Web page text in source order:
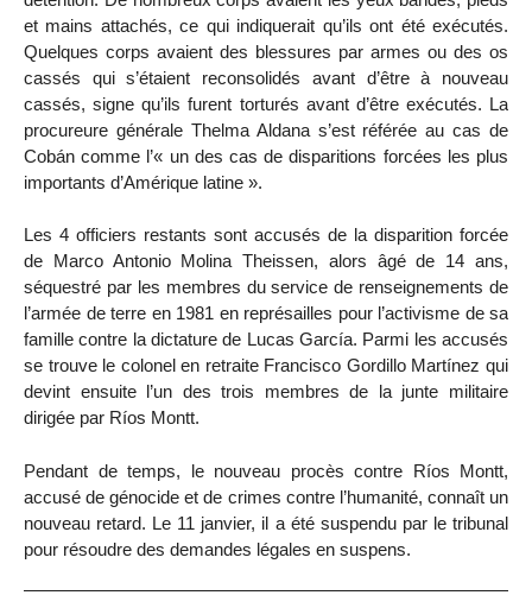
et mains attachés, ce qui indiquerait qu’ils ont été exécutés.
Quelques corps avaient des blessures par armes ou des os
cassés qui s’étaient reconsolidés avant d’être à nouveau
cassés, signe qu’ils furent torturés avant d’être exécutés. La
procureure générale Thelma Aldana s’est référée au cas de
Cobán comme l’« un des cas de disparitions forcées les plus
importants d’Amérique latine ».
Les 4 officiers restants sont accusés de la disparition forcée
de Marco Antonio Molina Theissen, alors âgé de 14 ans,
séquestré par les membres du service de renseignements de
l’armée de terre en 1981 en représailles pour l’activisme de sa
famille contre la dictature de Lucas García. Parmi les accusés
se trouve le colonel en retraite Francisco Gordillo Martínez qui
devint ensuite l’un des trois membres de la junte militaire
dirigée par Ríos Montt.
Pendant de temps, le nouveau procès contre Ríos Montt,
accusé de génocide et de crimes contre l’humanité, connaît un
nouveau retard. Le 11 janvier, il a été suspendu par le tribunal
pour résoudre des demandes légales en suspens.